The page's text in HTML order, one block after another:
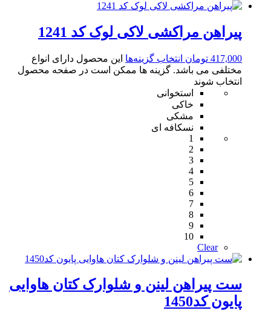
پیراهن مراکشی لاکی لوک کد 1241
417,000 تومان انتخاب گزینه‌ها این محصول دارای انواع
مختلفی می باشد. گزینه ها ممکن است در صفحه محصول
انتخاب شوند
استخوانی
خاکی
مشکی
نسکافه ای
1
2
3
4
5
6
7
8
9
10
Clear
ست پیراهن لینن و شلوارک کتان هاوایی
پایون کد1450